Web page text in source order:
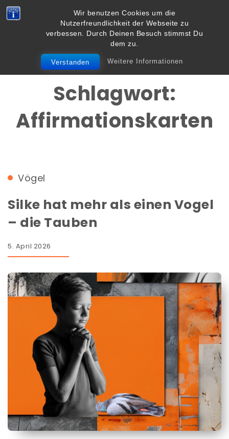
Wir benutzen Cookies um die
Nutzerfreundlichkeit der Webseite zu
verbessen. Durch Deinen Besuch stimmst Du
dem zu.
Verstanden Weitere Informationen
Skip to content
Vielbegabt.de
Toggle
navigation
Schlagwort:
Affirmationskarten
Vögel
Silke hat mehr als einen Vogel
– die Tauben
5. April 2026